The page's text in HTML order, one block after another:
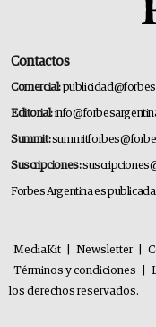
Contactos
Comercial:
Editorial:
Summit:
Suscripciones:
Forbes Argentina es
MediaKit Newsletter
Términos y condiciones
los derechos reservados.